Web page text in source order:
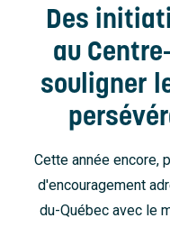
Des
au
souligner
Cette année encore,
d'encouragement
du-Québec avec le